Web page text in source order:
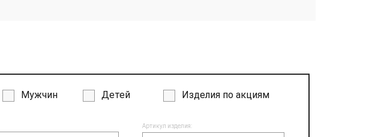
Мужчин Детей Изделия по акциям
Артикул изделия: